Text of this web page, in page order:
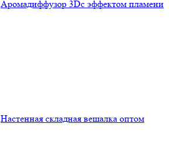
Аромадиффузор 3Dс эффектом пламени
Настенная складная вешалка оптом